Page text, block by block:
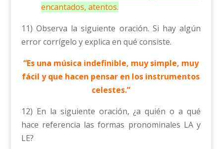
encantados, atentos.
11) Observa la siguiente oración. Si hay algún
error corrígelo y explica en qué consiste.
“Es una música indefinible, muy simple, muy
fácil y que hacen pensar en los instrumentos
celestes.”
12) En la siguiente oración, ¿a quién o a qué
hace referencia las formas pronominales LA y
LE?